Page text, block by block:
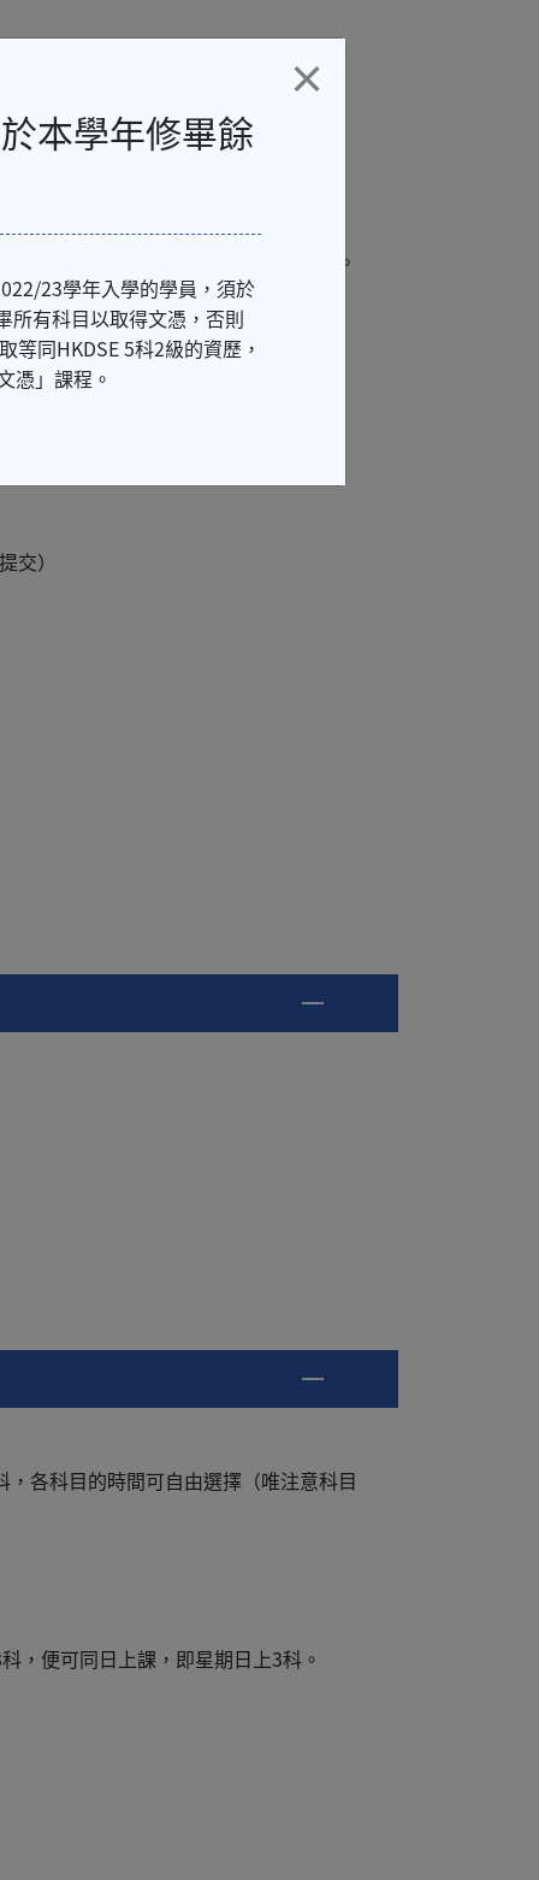
的指定3科）學費每科HK$ 4,488（已
預約到佐敦教學中心遞交課程報名表。
）
各科目的時間可自由選擇（唯注意科目
，便可同日上課，即星期日上3科。
本學年修畢餘
23學年入學的學員，須於
所有科目以取得文憑，否則
等同HKDSE 5科2級的資歷，
憑」課程。
×